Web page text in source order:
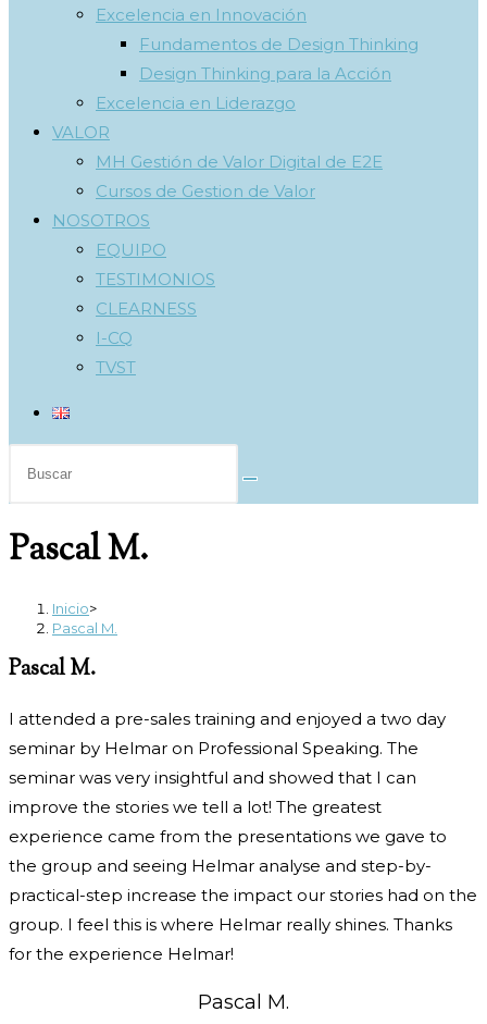
Excelencia en Innovación
Fundamentos de Design Thinking
Design Thinking para la Acción
Excelencia en Liderazgo
VALOR
MH Gestión de Valor Digital de E2E
Cursos de Gestion de Valor
NOSOTROS
EQUIPO
TESTIMONIOS
CLEARNESS
I-CQ
TVST
web
Pascal M.
Inicio>
Pascal M.
Pascal M.
I attended a pre-sales training and enjoyed a two day
seminar by Helmar on Professional Speaking. The
seminar was very insightful and showed that I can
improve the stories we tell a lot! The greatest
experience came from the presentations we gave to
the group and seeing Helmar analyse and step-by-
practical-step increase the impact our stories had on the
group. I feel this is where Helmar really shines. Thanks
for the experience Helmar!
Pascal M.